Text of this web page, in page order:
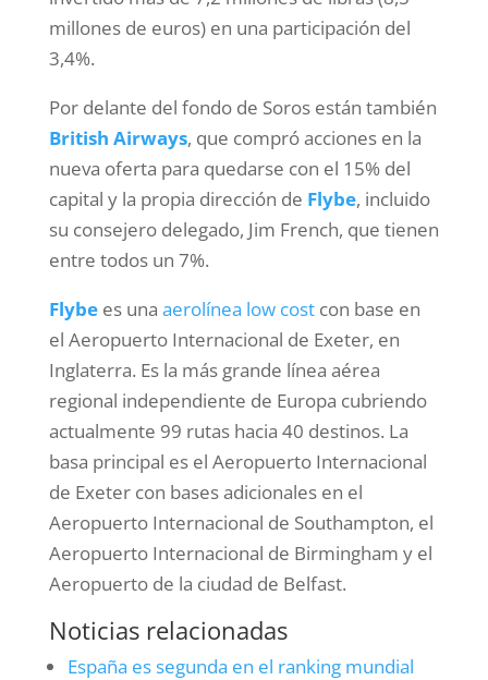
millones de euros) en una participación del
3,4%.
Por delante del fondo de Soros están también
British Airways, que compró acciones en la
nueva oferta para quedarse con el 15% del
capital y la propia dirección de Flybe, incluido
su consejero delegado, Jim French, que tienen
entre todos un 7%.
Flybe es una aerolínea low costcon base en
el Aeropuerto Internacional de Exeter, en
Inglaterra. Es la más grande línea aérea
regional independiente de Europa cubriendo
actualmente 99 rutas hacia 40 destinos. La
basa principal es el Aeropuerto Internacional
de Exeter con bases adicionales en el
Aeropuerto Internacional de Southampton, el
Aeropuerto Internacional de Birmingham y el
Aeropuerto de la ciudad de Belfast.
Noticias relacionadas
España es segunda en el ranking mundial